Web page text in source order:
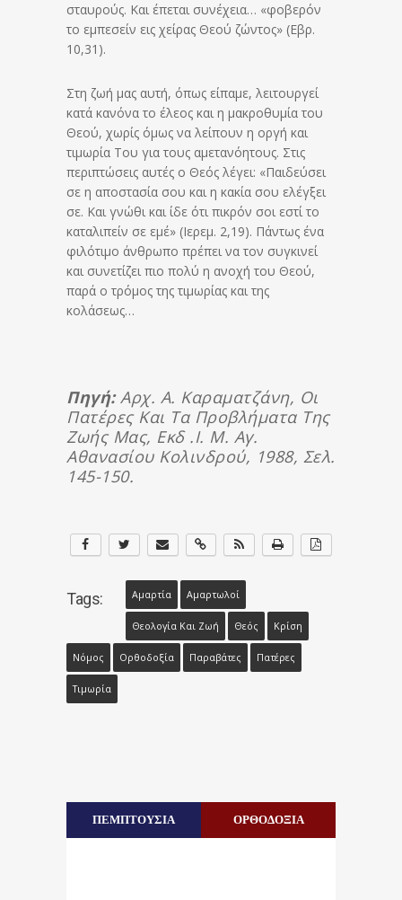
σταυρούς. Και έπεται συνέχεια… «φοβερόν
το εμπεσείν εις χείρας Θεού ζώντος» (Εβρ.
10,31).
Στη ζωή μας αυτή, όπως είπαμε, λειτουργεί
κατά κανόνα το έλεος και η μακροθυμία του
Θεού, χωρίς όμως να λείπουν η οργή και
τιμωρία Του για τους αμετανόητους. Στις
περιπτώσεις αυτές ο Θεός λέγει: «Παιδεύσει
σε η αποστασία σου και η κακία σου ελέγξει
σε. Και γνώθι και ίδε ότι πικρόν σοι εστί το
καταλιπείν σε εμέ» (Ιερεμ. 2,19). Πάντως ένα
φιλότιμο άνθρωπο πρέπει να τον συγκινεί
και συνετίζει πιο πολύ η ανοχή του Θεού,
παρά ο τρόμος της τιμωρίας και της
κολάσεως…
Πηγή:Αρχ. Α. Καραματζάνη, Οι
Πατέρες Και Τα Προβλήματα Της
Ζωής Μας, Εκδ .Ι. Μ. Αγ.
Αθανασίου Κολινδρού, 1988, Σελ.
145-150.
Tags: Αμαρτία Αμαρτωλοί
Θεολογία Και Ζωή Θεός Κρίση
Νόμος Ορθοδοξία Παραβάτες Πατέρες
Τιμωρία
ΠΕΜΠΤΟΥΣΙΑ ΟΡΘΟΔΟΞΙΑ